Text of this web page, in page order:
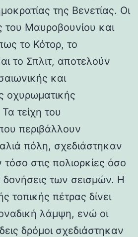
της Βενετίας. Οι
του Μαυροβουνίου και
το Κότορ, το
το Σπλιτ, αποτελούν
και
οχυρωματικής
τείχη του
περιβάλλουν
πόλη, σχεδιάστηκαν
στις πολιορκίες όσο
δονήσεις των σεισμών. Η
τοπικής πέτρας δίνει
λάμψη, ενώ οι
δρόμοι σχεδιάστηκαν